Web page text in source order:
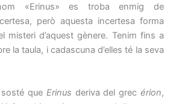
«Erinus» es troba enmig de
però aquesta incertesa forma
misteri d’aquest gènere. Tenim fins a
la taula, i cadascuna d’elles té la seva
que Erinus deriva del grecérion,